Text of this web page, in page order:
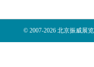
© 2007-2026 北京振威